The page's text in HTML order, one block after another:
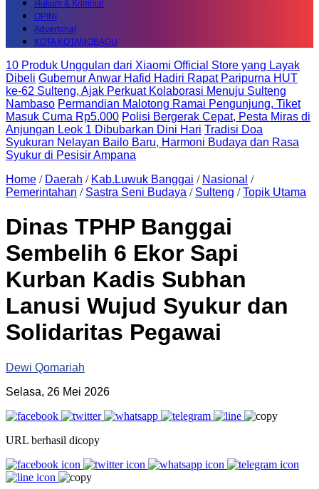
Hukum & Kriminal
OPINI
Advertorial
KOTA KOTAMOBAGU
10 Produk Unggulan dari Xiaomi Official Store yang Layak
Dibeli Gubernur Anwar Hafid Hadiri Rapat Paripurna HUT
ke-62 Sulteng, Ajak Perkuat Kolaborasi Menuju Sulteng
Nambaso Permandian Malotong Ramai Pengunjung, Tiket
Masuk Cuma Rp5.000 Polisi Bergerak Cepat, Pesta Miras di
Anjungan Leok 1 Dibubarkan Dini Hari Tradisi Doa
Syukuran Nelayan Bailo Baru, Harmoni Budaya dan Rasa
Syukur di Pesisir Ampana
Home / Daerah / Kab.Luwuk Banggai / Nasional /
Pemerintahan / Sastra Seni Budaya / Sulteng /Topik Utama
Dinas TPHP Banggai
Sembelih 6 Ekor Sapi
Kurban Kadis Subhan
Lanusi Wujud Syukur dan
Solidaritas Pegawai
Dewi Qomariah
Selasa, 26 Mei 2026
URL berhasil dicopy